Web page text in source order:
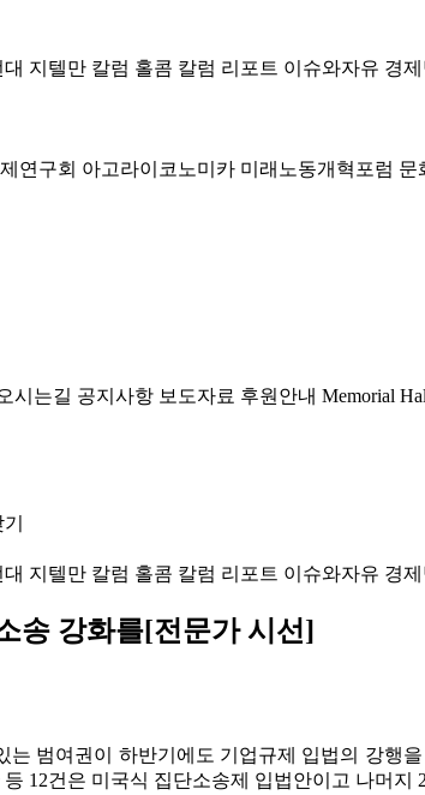
지텔만 칼럼 홀콤 칼럼 리포트 이슈와자유 경
연구회 아고라이코노미카 미래노동개혁포럼 문
시는길 공지사항 보도자료 후원안내 Memorial
지텔만 칼럼 홀콤 칼럼 리포트 이슈와자유 경
송 강화를[전문가 시선]
는 범여권이 하반기에도 기업규제 입법의 강행
12건은 미국식 집단소송제 입법안이고 나머지